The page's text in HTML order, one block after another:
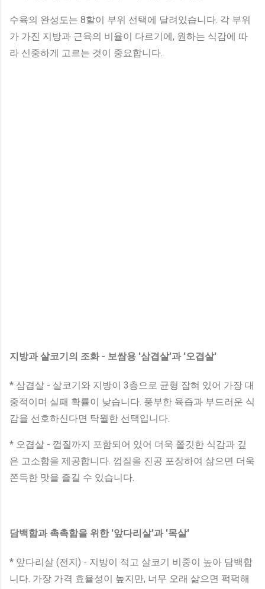
수육의 완성도는 8할이 부위 선택에 달려있습니다. 각 부위
가 가진 지방과 근육의 비율이 다르기에, 원하는 식감에 따
라 신중하게 고르는 것이 중요합니다.
지방과 살코기의 조화 - 보쌈용 '삼겹살'과 '오겹살'
* 삼겹살 - 살코기와 지방이 3층으로 균형 잡혀 있어 가장 대
중적이며 실패 확률이 낮습니다. 풍부한 육즙과 부드러운 식
감을 선호하신다면 탁월한 선택입니다.
* 오겹살 - 껍질까지 포함되어 있어 더욱 쫄깃한 식감과 깊
은 고소함을 제공합니다. 껍질을 진공 포장하여 삶으면 더욱
쫀득한 맛을 즐길 수 있습니다.
담백함과 촉촉함을 위한 '앞다리살'과 '목살'
* 앞다리살 (전지) - 지방이 적고 살코기 비중이 높아 담백합
니다. 가장 가격 효율성이 높지만, 너무 오래 삶으면 퍽퍽해